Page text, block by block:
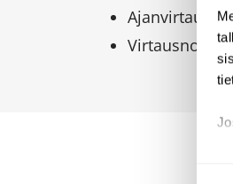
Ajanvirtaus: